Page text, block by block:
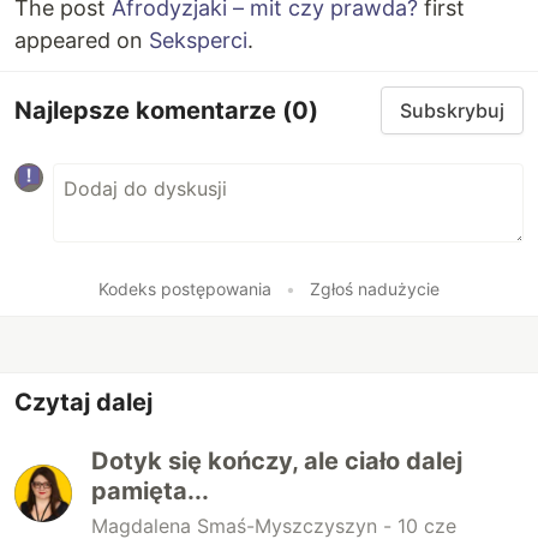
The post Afrodyzjaki – mit czy prawda? first
appeared on Seksperci.
Najlepsze komentarze (0) Subskrybuj
Kodeks postępowania • Zgłoś nadużycie
Czytaj dalej
Dotyk się kończy, ale ciało dalej
pamięta...
Magdalena Smaś-Myszczyszyn - 10 cze